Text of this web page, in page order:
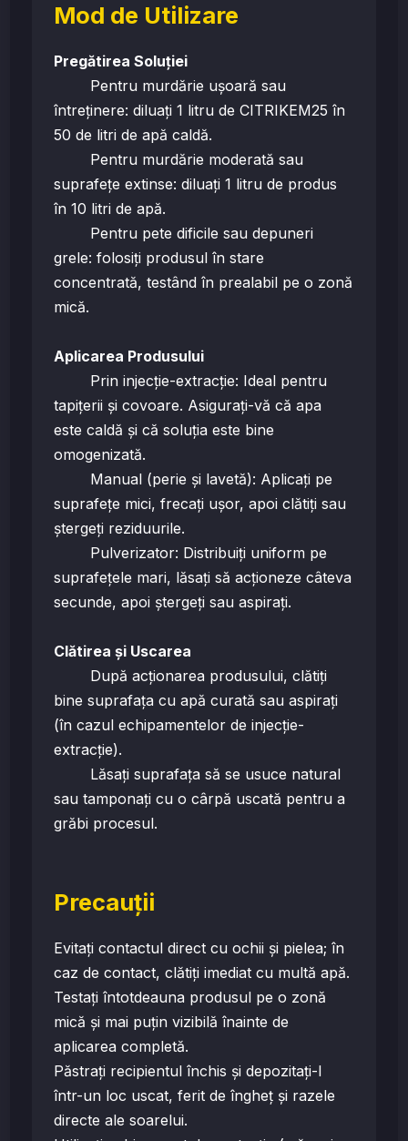
Mod de Utilizare
Pregătirea Soluției
Pentru murdărie ușoară sau
întreținere: diluați 1 litru de CITRIKEM25 în
50 de litri de apă caldă.
Pentru murdărie moderată sau
suprafețe extinse: diluați 1 litru de produs
în 10 litri de apă.
Pentru pete dificile sau depuneri
grele: folosiți produsul în stare
concentrată, testând în prealabil pe o zonă
mică.
Aplicarea Produsului
Prin injecție-extracție: Ideal pentru
tapițerii și covoare. Asigurați-vă că apa
este caldă și că soluția este bine
omogenizată.
Manual (perie și lavetă): Aplicați pe
suprafețe mici, frecați ușor, apoi clătiți sau
ștergeți reziduurile.
Pulverizator: Distribuiți uniform pe
suprafețele mari, lăsați să acționeze câteva
secunde, apoi ștergeți sau aspirați.
Clătirea și Uscarea
După acționarea produsului, clătiți
bine suprafața cu apă curată sau aspirați
(în cazul echipamentelor de injecție-
extracție).
Lăsați suprafața să se usuce natural
sau tamponați cu o cârpă uscată pentru a
grăbi procesul.
Precauții
Evitați contactul direct cu ochii și pielea; în
caz de contact, clătiți imediat cu multă apă.
Testați întotdeauna produsul pe o zonă
mică și mai puțin vizibilă înainte de
aplicarea completă.
Păstrați recipientul închis și depozitați-l
într-un loc uscat, ferit de îngheț și razele
directe ale soarelui.